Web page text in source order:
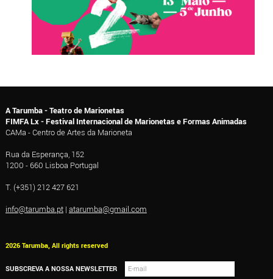
A Tarumba - Teatro de Marionetas
FIMFA Lx - Festival Internacional de Marionetas e Formas Animadas
CAMa - Centro de Artes da Marioneta
Rua da Esperança, 152
1200 - 660 Lisboa Portugal
T. (+351) 212 427 621
info@tarumba.pt| atarumba@gmail.com
2026 Tarumba, All rights reserved
SUBSCREVA A NOSSA NEWSLETTER